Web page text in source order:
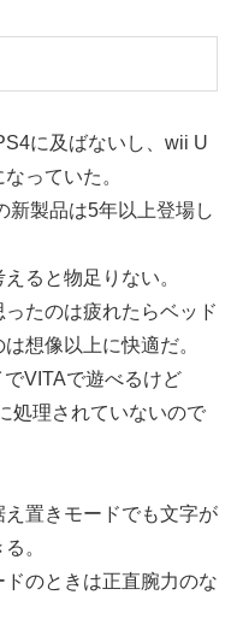
に及ばないし、wii U
っていた。
新製品は5年以上登場し
ると物足りない。
たのは疲れたらベッド
想像以上に快適だ。
VITAで遊べるけど
処理されていないので
置きモードでも文字が
。
のときは正直腕力のな